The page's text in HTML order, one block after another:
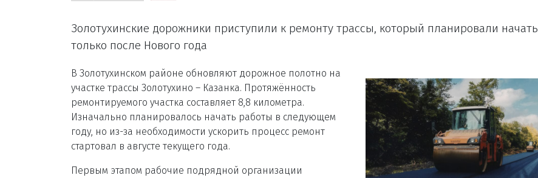
Золотухинские дорожники приступили к ремонту трассы, который планировали начать
только после Нового года
В Золотухинском районе обновляют дорожное полотно на
участке трассы Золотухино – Казанка. Протяжённость
ремонтируемого участка составляет 8,8 километра.
Изначально планировалось начать работы в следующем
году, но из-за необходимости ускорить процесс ремонт
стартовал в августе текущего года.
Первым этапом рабочие подрядной организации